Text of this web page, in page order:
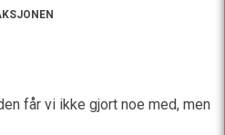
får vi ikke gjort noe med, men